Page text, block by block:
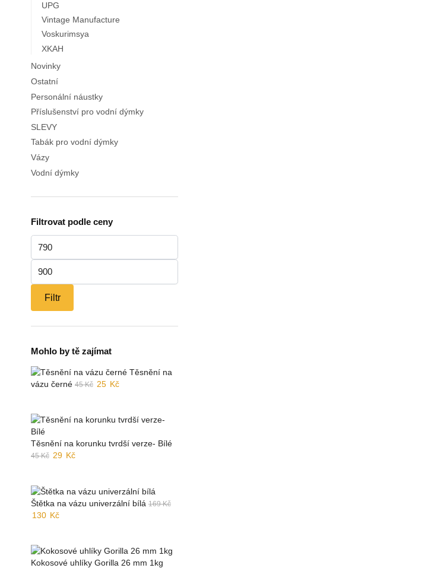
UPG
Vintage Manufacture
Voskurimsya
XKAH
Novinky
Ostatní
Personální náustky
Příslušenství pro vodní dýmky
SLEVY
Tabák pro vodní dýmky
Vázy
Vodní dýmky
Filtrovat podle ceny
Minimální
cena
Maximální
cena
Filtr
Mohlo by tě zajímat
Těsnění na
vázu černé 45Kč Původní
45 Kč.
25 KčAktuální
25 Kč.
Těsnění na korunku tvrdší verze- Bílé
45Kč Původní
45 Kč.
29 KčAktuální
29 Kč.
Štětka na vázu univerzální bílá 169Kč
Původní
169 Kč.
130 KčAktuální
130 Kč.
Kokosové uhlíky Gorilla 26 mm 1kg